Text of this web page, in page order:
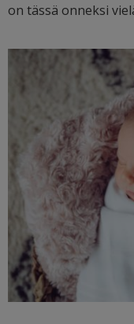
on tässä onneksi